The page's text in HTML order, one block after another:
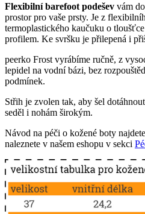
Flexibilní barefoot podešev vám
prostor pro vaše prsty. Je z
termoplastického kaučuku o
profilem. Ke svršku je přilepená i
peerko Frost vyrábíme ručně, z
lepidel na vodní bázi, bez
podmínek.
Střih je zvolen tak, aby šel
seděl i nohám širokým.
Návod na péči o kožené boty najdete
naleznete v našem eshopu v sekci